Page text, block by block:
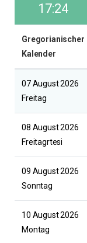
17:24
Gregorianischer
Kalender
07 August 2026
Freitag
08 August 2026
Freitagrtesi
09 August 2026
Sonntag
10 August 2026
Montag